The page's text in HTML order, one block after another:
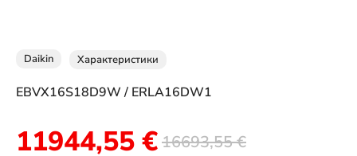
Daikin Характеристики
EBVX16S18D9W / ERLA16DW1
16693,55€
11944,55€